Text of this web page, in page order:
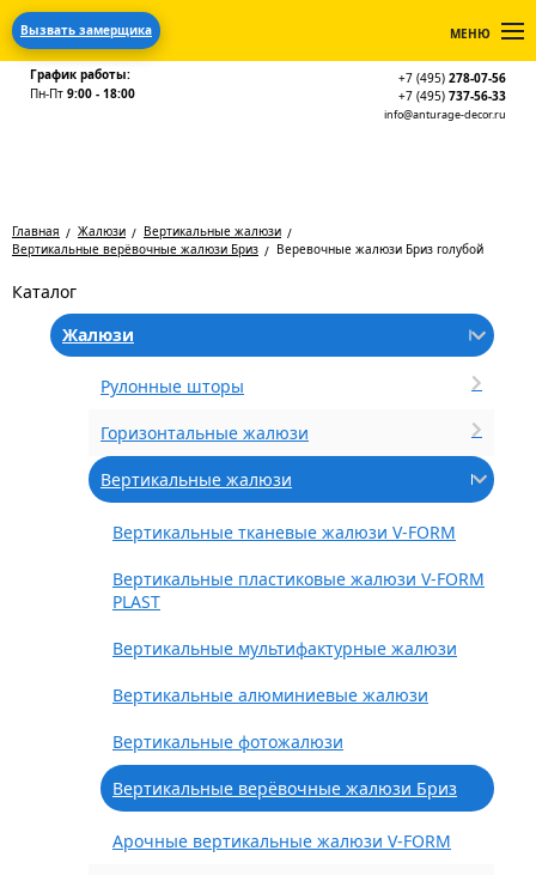
Вызвать замерщика МЕНЮ
График работы:
Пн-Пт 9:00 - 18:00
+7 (495) 278-07-56
+7 (495) 737-56-33
info@anturage-decor.ru
Главная Жалюзи
Вертикальные жалюзи
Вертикальные верёвочные жалюзи Бриз
Веревочные жалюзи Бриз голубой
Каталог
Жалюзи
Рулонные шторы
Горизонтальные жалюзи
Вертикальные жалюзи
Вертикальные тканевые жалюзи V-FORM
Вертикальные пластиковые жалюзи V-FORM
PLAST
Вертикальные мультифактурные жалюзи
Вертикальные алюминиевые жалюзи
Вертикальные фотожалюзи
Вертикальные верёвочные жалюзи Бриз
Арочные вертикальные жалюзи V-FORM